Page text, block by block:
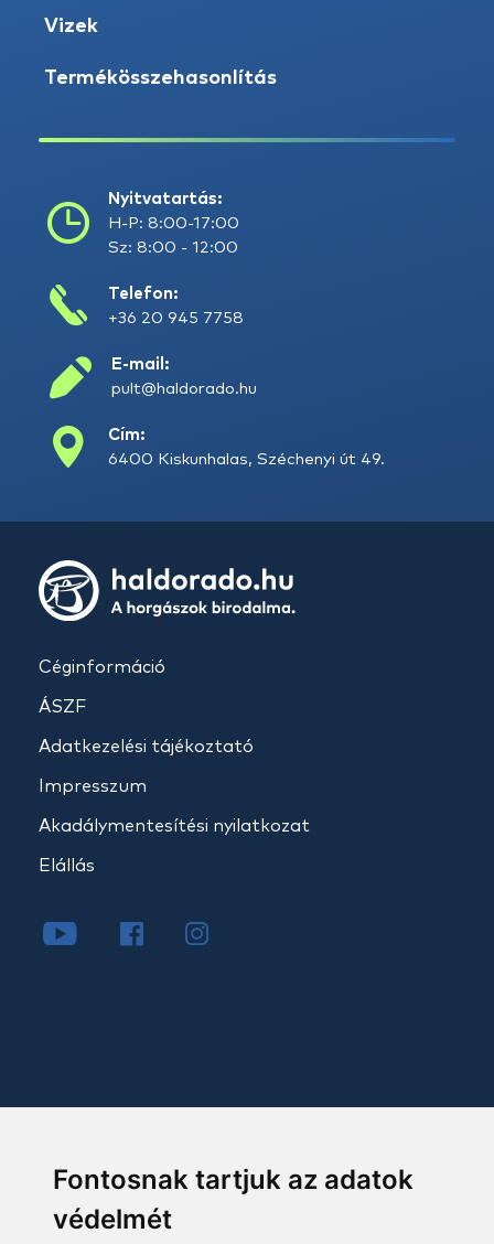
Fontosnak tartjuk az adatok
védelmét
Vizek
Termékösszehasonlítás
Nyitvatartás:
H-P: 8:00-17:00
Sz: 8:00 - 12:00
Telefon:
+36 20 945 7758
E-mail:
pult@haldorado.hu
Cím:
6400 Kiskunhalas, Széchenyi út 49.
Céginformáció
ÁSZF
Adatkezelési tájékoztató
Impresszum
Akadálymentesítési nyilatkozat
Elállás